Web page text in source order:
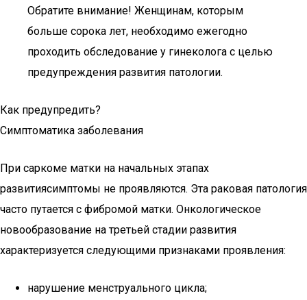
Обратите внимание! Женщинам, которым
больше сорока лет, необходимо ежегодно
проходить обследование у гинеколога с целью
предупреждения развития патологии.
Как предупредить?
Симптоматика заболевания
При саркоме матки на начальных этапах
развитиясимптомы не проявляются. Эта раковая патология
часто путается с фибромой матки. Онкологическое
новообразование на третьей стадии развития
характеризуется следующими признаками проявления:
нарушение менструального цикла;